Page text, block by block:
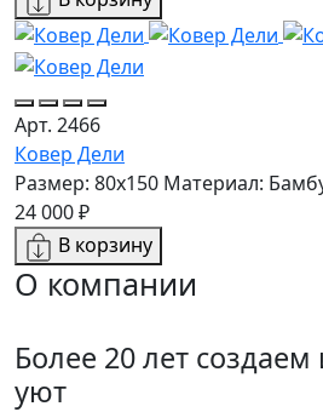
Арт. 2466
Ковер Дели
Размер: 80x150 Материал:
24 000 ₽
В корзину
О компании
Более 20 лет
уют